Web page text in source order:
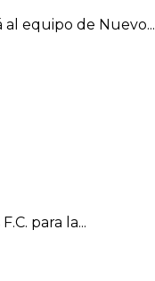
equipo de Nuevo...
para la...